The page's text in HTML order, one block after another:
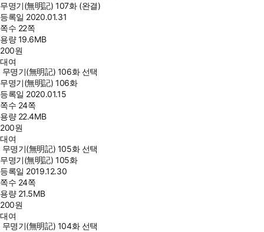
무명기(無明記) 107화 (완결)
등록일 2020.01.31
쪽수 22쪽
용량19.6MB
200원
대여
무명기(無明記) 106화 선택
무명기(無明記) 106화
등록일 2020.01.15
쪽수 24쪽
용량 22.4MB
200원
대여
무명기(無明記) 105화 선택
무명기(無明記) 105화
등록일 2019.12.30
쪽수 24쪽
용량 21.5MB
200원
대여
무명기(無明記) 104화 선택